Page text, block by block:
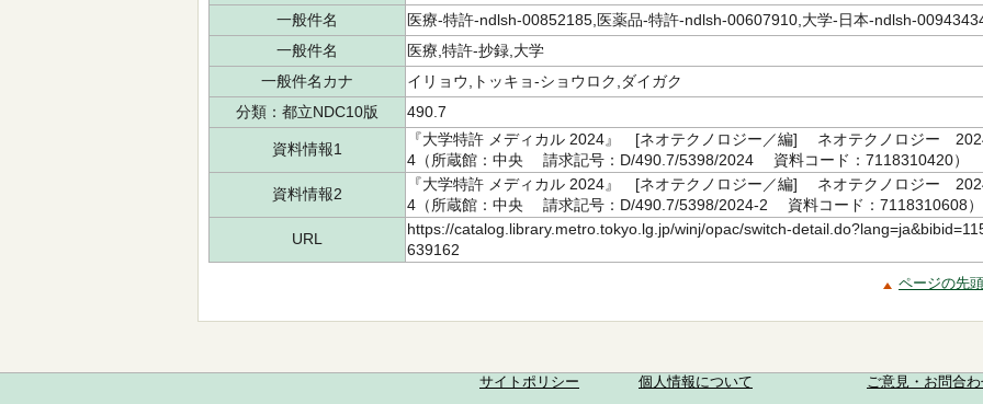
一般件名
医療-特許-ndlsh-00852185,医薬品-特許-ndlsh-00607910,大学-日本-ndlsh-
一般件名
医療,特許-抄録,大学
一般件名カナ
イリョウ,トッキョ-ショウロク,ダイガク
分類：都立NDC10版
490.7
資料情報1
『大学特許 メディカル 2024』 [ネオテクノロジー／編] ネオテクノロジー
4（所蔵館：中央 請求記号：D/490.7/5398/2024 資料コード：7118310420）
資料情報2
『大学特許 メディカル 2024』 [ネオテクノロジー／編] ネオテクノロジー
4（所蔵館：中央 請求記号：D/490.7/5398/2024-2 資料コード：7118310608）
URL
https://catalog.library.metro.tokyo.lg.jp/winj/opac/switch-
639162
ページの先
サイトポリシー 個人情報について ご意見・お問合